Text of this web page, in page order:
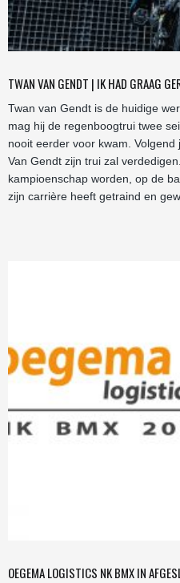
TWAN VAN GENDT | IK HAD GRAAG
Twan van Gendt is de huidige
mag hij de regenboogtrui twee
nooit eerder voor kwam.
Van Gendt zijn trui zal
kampioenschap worden, op de
zijn carrière heeft getraind en
OEGEMA LOGISTICS NK BMX IN